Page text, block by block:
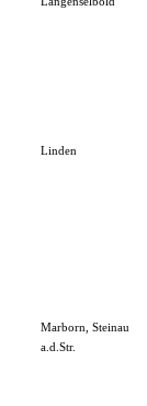
Linden
Marborn, Steinau
a.d.Str.